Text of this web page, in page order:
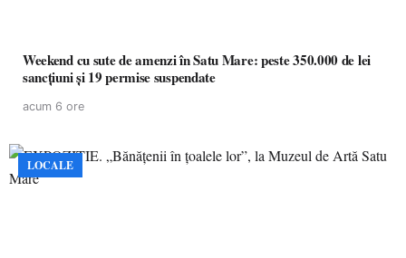
Weekend cu sute de amenzi în Satu Mare: peste 350.000 de lei
sancțiuni și 19 permise suspendate
acum 6 ore
LOCALE